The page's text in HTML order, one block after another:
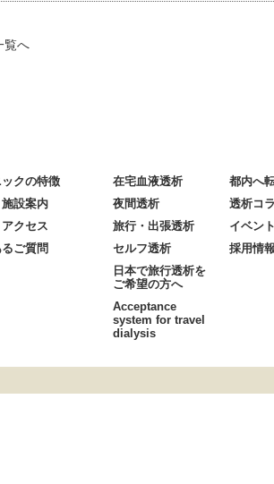
覧へ
クの特徴
設案内
クセス
ご質問
在宅血液透析
夜間透析
旅行・出張透析
セルフ透析
日本で旅行透析を
ご希望の方へ
Acceptance
system for travel
dialysis
都内へ
透析コ
イベン
採用情報